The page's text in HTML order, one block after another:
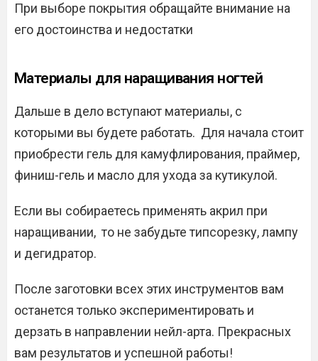
При выборе покрытия обращайте внимание на
его достоинства и недостатки
Материалы для наращивания ногтей
Дальше в дело вступают материалы, с
которыми вы будете работать. Для начала стоит
приобрести гель для камуфлирования, праймер,
финиш-гель и масло для ухода за кутикулой.
Если вы собираетесь применять акрил при
наращивании, то не забудьте типсорезку, лампу
и дегидратор.
После заготовки всех этих инструментов вам
останется только экспериментировать и
дерзать в направлении нейл-арта. Прекрасных
вам результатов и успешной работы!